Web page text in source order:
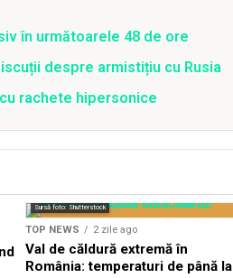
în următoarele 48 de ore
despre armistițiu cu Rusia
rachete hipersonice
Sursă foto: Shutterstock
TOP NEWS 2 zile ago
Val de căldură extremă în
România: temperaturi de până la